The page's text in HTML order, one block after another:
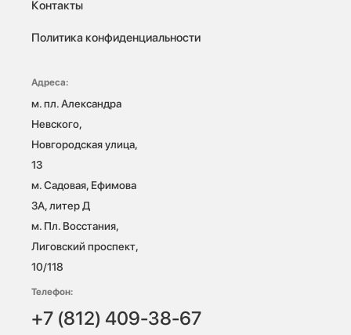
Контакты
Политика конфиденциальности
Адреса:
м. пл. Александра
Невского,
Новгородская улица,
13
м. Садовая, Ефимова
3А, литер Д
м. Пл. Восстания,
Лиговский проспект,
10/118
Телефон:
+7 (812) 409-38-67